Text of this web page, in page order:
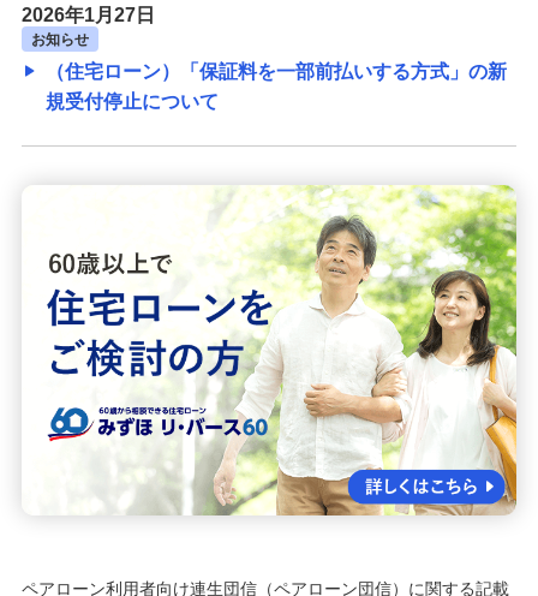
2026年1月27日
お知らせ
（住宅ローン）「保証料を一部前払いする方式」の新
規受付停止について
ペアローン利用者向け連生団信（ペアローン団信）に関する記載